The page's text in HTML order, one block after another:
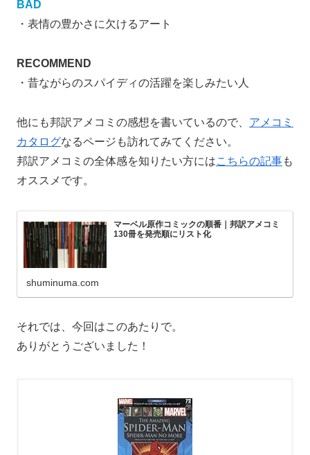
BAD
・表情の豊かさに欠けるアート
RECOMMEND
・昔ながらのスパイディの活躍を楽しみたい人
他にも邦訳アメコミの感想を書いているので、 アメコミ
カタログなるページも訪れてみてください。
邦訳アメコミの全体感を知りたい方にはこちらの記事も
オススメです。
マーベル原作コミックの順番｜邦訳アメコミ
130冊を発売順にリスト化
shuminuma.com
それでは、今回はこのあたりで。
ありがとうございました！